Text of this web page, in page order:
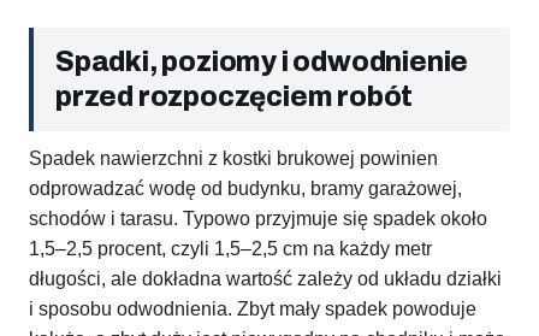
Spadki, poziomy i odwodnienie
przed rozpoczęciem robót
Spadek nawierzchni z kostki brukowej powinien
odprowadzać wodę od budynku, bramy garażowej,
schodów i tarasu. Typowo przyjmuje się spadek około
1,5–2,5 procent, czyli 1,5–2,5 cm na każdy metr
długości, ale dokładna wartość zależy od układu działki
i sposobu odwodnienia. Zbyt mały spadek powoduje